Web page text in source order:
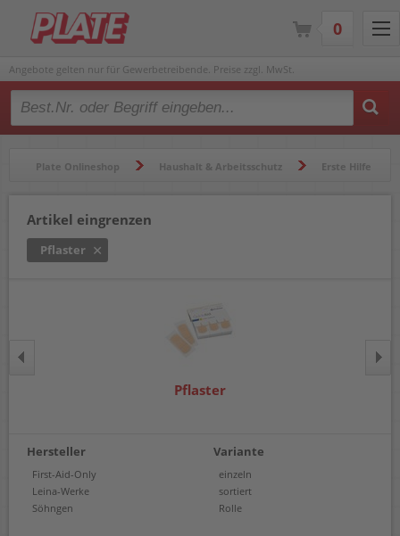
Angebote gelten nur für Gewerbetreibende. Preise zzgl. MwSt.
Type 2 or more characters for results.
Plate Onlineshop Haushalt & Arbeitsschutz Erste Hilfe
Artikel eingrenzen
Pflaster
Pflaster
Hersteller
First-Aid-Only
Leina-Werke
Söhngen
Variante
einzeln
sortiert
Rolle
0